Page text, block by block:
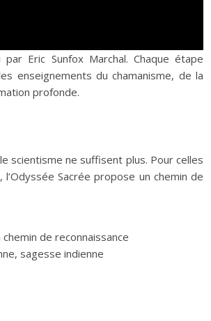
Eric Sunfox Marchal. Chaque étape
enseignements du chamanisme, de la
profonde.
scientisme ne suffisent plus. Pour celles
Sacrée propose un chemin de
de reconnaissance
sagesse indienne